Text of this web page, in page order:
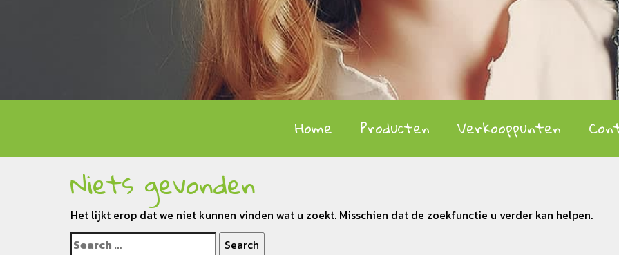
Home Producten Verkooppunten
Niets gevonden
Het lijkt erop dat we niet kunnen vinden wat u zoekt. Misschien dat de zoekfunctie u verder kan helpen.